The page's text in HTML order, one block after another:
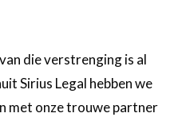
die verstrenging is al
Sirius Legal hebben we
met onze trouwe partner